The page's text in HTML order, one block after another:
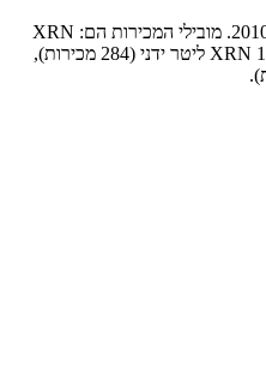
1654 רכבי פיג'ו פרטנר נמכרו בשנת 2010. מובילי המכירות הם: XRN
דיזל 1.6 ליטר ידני (1176 מכירות), XRN 1.4 ליטר ידני (284 מכירות),